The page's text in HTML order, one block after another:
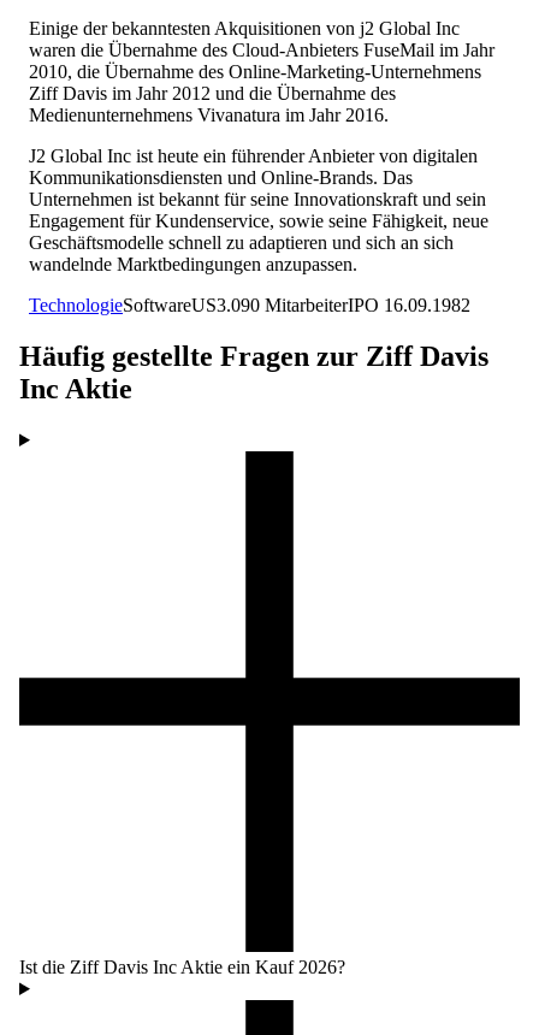
Einige der bekanntesten Akquisitionen von j2 Global Inc
waren die Übernahme des Cloud-Anbieters FuseMail im Jahr
2010, die Übernahme des Online-Marketing-Unternehmens
Ziff Davis im Jahr 2012 und die Übernahme des
Medienunternehmens Vivanatura im Jahr 2016.
J2 Global Inc ist heute ein führender Anbieter von digitalen
Kommunikationsdiensten und Online-Brands. Das
Unternehmen ist bekannt für seine Innovationskraft und sein
Engagement für Kundenservice, sowie seine Fähigkeit, neue
Geschäftsmodelle schnell zu adaptieren und sich an sich
wandelnde Marktbedingungen anzupassen.
TechnologieSoftwareUS3.090 MitarbeiterIPO 16.09.1982
Häufig gestellte Fragen zur Ziff Davis
Inc Aktie
Ist die Ziff Davis Inc Aktie ein Kauf 2026?